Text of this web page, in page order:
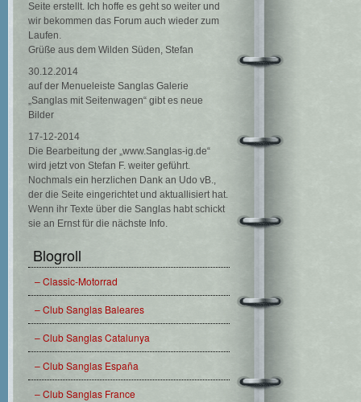
Seite erstellt. Ich hoffe es geht so weiter und
wir bekommen das Forum auch wieder zum
Laufen.
Grüße aus dem Wilden Süden, Stefan
30.12.2014
auf der Menueleiste Sanglas Galerie
„Sanglas mit Seitenwagen“ gibt es neue
Bilder
17-12-2014
Die Bearbeitung der „www.Sanglas-ig.de“
wird jetzt von Stefan F. weiter geführt.
Nochmals ein herzlichen Dank an Udo vB.,
der die Seite eingerichtet und aktuallisiert hat.
Wenn ihr Texte über die Sanglas habt schickt
sie an Ernst für die nächste Info.
Blogroll
– Classic-Motorrad
– Club Sanglas Baleares
– Club Sanglas Catalunya
– Club Sanglas España
– Club Sanglas France